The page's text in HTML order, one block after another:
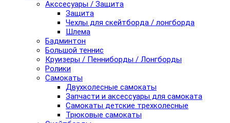
Акссесуары / Защита
Защита
Чехлы для скейтборда / лонгборда
Шлема
Бадминтон
Большой теннис
Круизеры / Пенниборды / Лонгборды
Ролики
Самокаты
Двухколесные самокаты
Запчасти и аксессуары для самоката
Самокаты детские трехколесные
Трюковые самокаты